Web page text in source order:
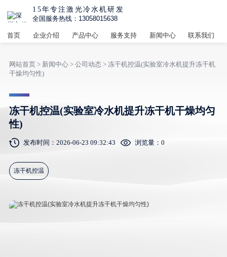
15年专注激光冷水机研发
全国服务热线：13058015638
首页 企业介绍 产品中心 服务支持 新闻中心 联系我们
网站首页> 新闻中心> 公司动态> 冻干机控温(实验室冷水机提升冻干机
干燥均匀性)
冻干机控温(实验室冷水机提升冻干机干燥均匀
性)
发布时间：2026-06-23 09:32:43 浏览量： 0
冻干机控温